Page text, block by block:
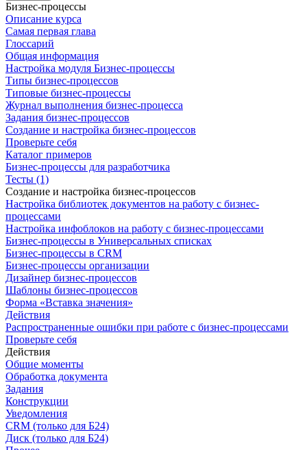
Бизнес-процессы
Описание курса
Самая первая глава
Глоссарий
Общая информация
Настройка модуля Бизнес-процессы
Типы бизнес-процессов
Типовые бизнес-процессы
Журнал выполнения бизнес-процесса
Задания бизнес-процессов
Создание и настройка бизнес-процессов
Проверьте себя
Каталог примеров
Бизнес-процессы для разработчика
Тесты (1)
Создание и настройка бизнес-процессов
Настройка библиотек документов на работу с бизнес-
процессами
Настройка инфоблоков на работу с бизнес-процессами
Бизнес-процессы в Универсальных списках
Бизнес-процессы в CRM
Бизнес-процессы организации
Дизайнер бизнес-процессов
Шаблоны бизнес-процессов
Форма «Вставка значения»
Действия
Распространенные ошибки при работе с бизнес-процессами
Проверьте себя
Действия
Общие моменты
Обработка документа
Задания
Конструкции
Уведомления
CRM (только для Б24)
Диск (только для Б24)